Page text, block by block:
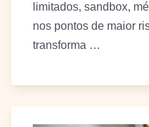
limitados, sandbox,
nos pontos de maior
transforma …